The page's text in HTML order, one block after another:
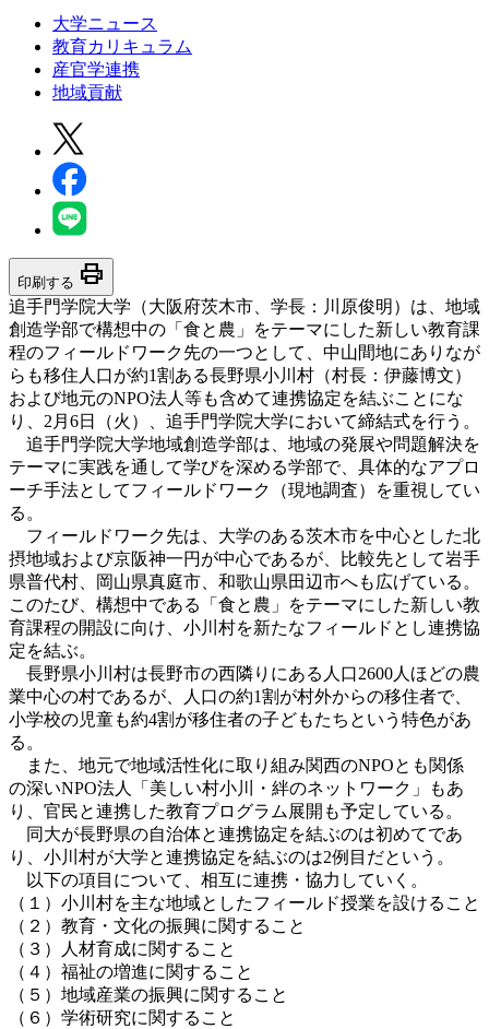
大学ニュース
教育カリキュラム
産官学連携
地域貢献
印刷する print
追手門学院大学（大阪府茨木市、学長：川原俊明）は、地域
創造学部で構想中の「食と農」をテーマにした新しい教育課
程のフィールドワーク先の一つとして、中山間地にありなが
らも移住人口が約1割ある長野県小川村（村長：伊藤博文）
および地元のNPO法人等も含めて連携協定を結ぶことにな
り、2月6日（火）、追手門学院大学において締結式を行う。
追手門学院大学地域創造学部は、地域の発展や問題解決を
テーマに実践を通して学びを深める学部で、具体的なアプロ
ーチ手法としてフィールドワーク（現地調査）を重視してい
る。
フィールドワーク先は、大学のある茨木市を中心とした北
摂地域および京阪神一円が中心であるが、比較先として岩手
県普代村、岡山県真庭市、和歌山県田辺市へも広げている。
このたび、構想中である「食と農」をテーマにした新しい教
育課程の開設に向け、小川村を新たなフィールドとし連携協
定を結ぶ。
長野県小川村は長野市の西隣りにある人口2600人ほどの農
業中心の村であるが、人口の約1割が村外からの移住者で、
小学校の児童も約4割が移住者の子どもたちという特色があ
る。
また、地元で地域活性化に取り組み関西のNPOとも関係
の深いNPO法人「美しい村小川・絆のネットワーク」もあ
り、官民と連携した教育プログラム展開も予定している。
同大が長野県の自治体と連携協定を結ぶのは初めてであ
り、小川村が大学と連携協定を結ぶのは2例目だという。
以下の項目について、相互に連携・協力していく。
（１）小川村を主な地域としたフィールド授業を設けること
（２）教育・文化の振興に関すること
（３）人材育成に関すること
（４）福祉の増進に関すること
（５）地域産業の振興に関すること
（６）学術研究に関すること